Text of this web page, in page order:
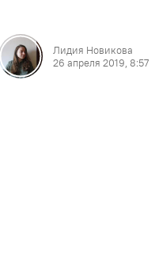
Лидия Новикова
26 апреля 2019, 8:57